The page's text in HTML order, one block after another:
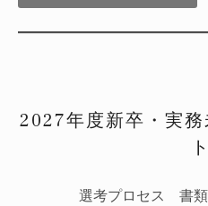
2027年度新卒・実
ト
選考プロセス 書